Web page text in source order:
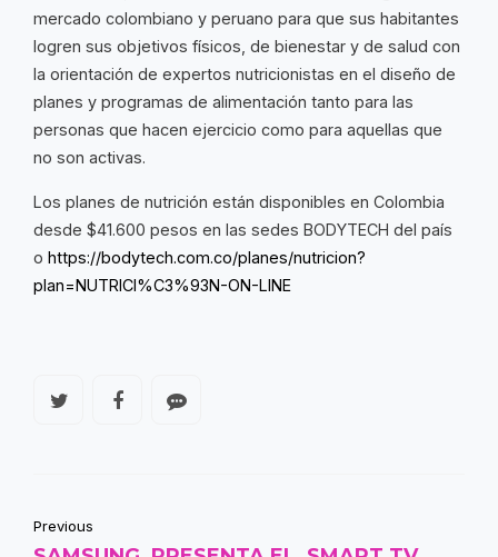
mercado colombiano y peruano para que sus habitantes
logren sus objetivos físicos, de bienestar y de salud con
la orientación de expertos nutricionistas en el diseño de
planes y programas de alimentación tanto para las
personas que hacen ejercicio como para aquellas que
no son activas.
Los planes de nutrición están disponibles en Colombia
desde $41.600 pesos en las sedes BODYTECH del país
o https://bodytech.com.co/planes/nutricion?
plan=NUTRICI%C3%93N-ON-LINE
Previous